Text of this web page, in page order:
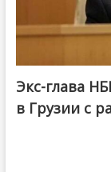
Экс-глава
в Грузии с